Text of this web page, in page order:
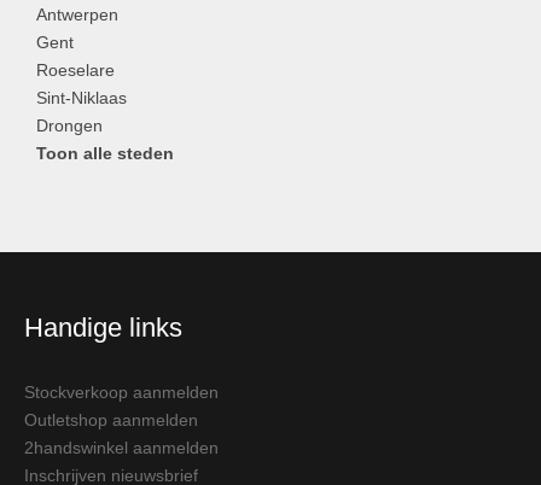
Antwerpen
Gent
Roeselare
Sint-Niklaas
Drongen
Toon alle steden
Handige links
Stockverkoop aanmelden
Outletshop aanmelden
2handswinkel aanmelden
Inschrijven nieuwsbrief